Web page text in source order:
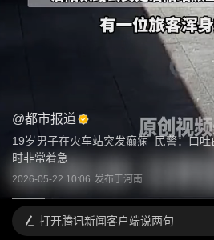
@都市报道
19岁男子在火车站突发癫痫  民警：口
时非常着急
2026-05-22 10:06 发布于河南
打开腾讯新闻客户端说两句